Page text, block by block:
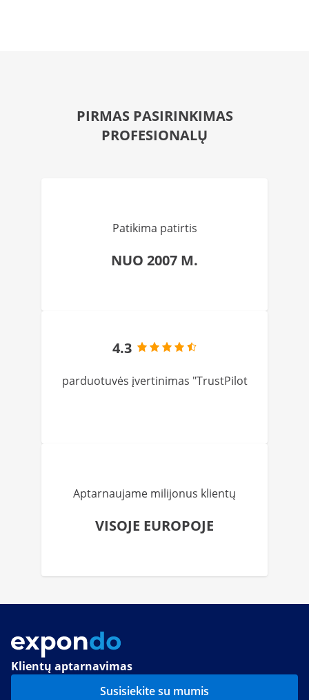
PIRMAS PASIRINKIMAS
PROFESIONALŲ
Patikima patirtis
NUO 2007 M.
4.3
parduotuvės įvertinimas "TrustPilot
Aptarnaujame milijonus klientų
VISOJE EUROPOJE
Klientų aptarnavimas
Susisiekite su mumis